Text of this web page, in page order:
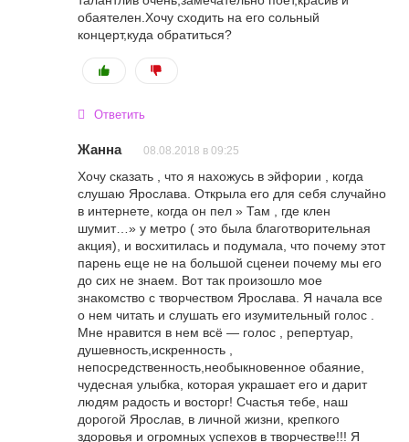
обаятелен.Хочу сходить на его сольный
концерт,куда обратиться?
Ответить
Жанна 08.08.2018 в 09:25
Хочу сказать , что я нахожусь в эйфории , когда
слушаю Ярослава. Открыла его для себя случайно
в интернете, когда он пел » Там , где клен
шумит…» у метро ( это была благотворительная
акция), и восхитилась и подумала, что почему этот
парень еще не на большой сценеи почему мы его
до сих не знаем. Вот так произошло мое
знакомство с творчеством Ярослава. Я начала все
о нем читать и слушать его изумительный голос .
Мне нравится в нем всё — голос , репертуар,
душевность,искренность ,
непосредственность,необыкновенное обаяние,
чудесная улыбка, которая украшает его и дарит
людям радость и восторг! Счастья тебе, наш
дорогой Ярослав, в личной жизни, крепкого
здоровья и огромных успехов в творчестве!!! Я